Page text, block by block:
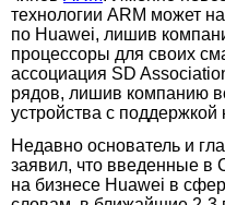
технологии ARM может
по Huawei, лишив
процессоры для своих
ассоциация SD
рядов, лишив компанию
устройства с
Недавно основатель и
заявил, что введенные в
на бизнесе Huawei в